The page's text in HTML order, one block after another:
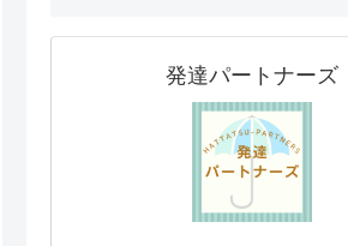
発達パートナーズ